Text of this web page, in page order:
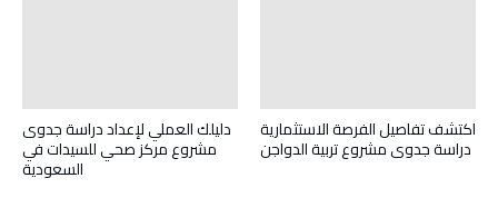
دليلك العملي لإعداد دراسة جدوى
مشروع مركز صحي للسيدات في
السعودية
اكتشف تفاصيل الفرصة الاستثمارية
دراسة جدوى مشروع تربية الدواجن